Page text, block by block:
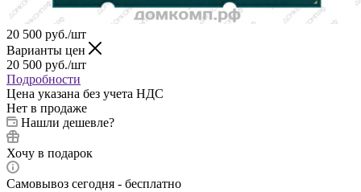
20 500 руб./шт
Варианты цен
20 500 руб./шт
Подробности
Цена указана без учета НДС
Нет в продаже
Нашли дешевле?
Хочу в подарок
Самовывоз сегодня - бесплатно